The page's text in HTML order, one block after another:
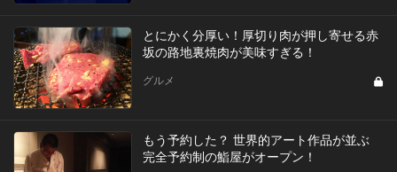
とにかく分厚い！厚切り肉が押し寄せる赤
坂の路地裏焼肉が美味すぎる！
グルメ
もう予約した？ 世界的アート作品が並ぶ
完全予約制の鮨屋がオープン！